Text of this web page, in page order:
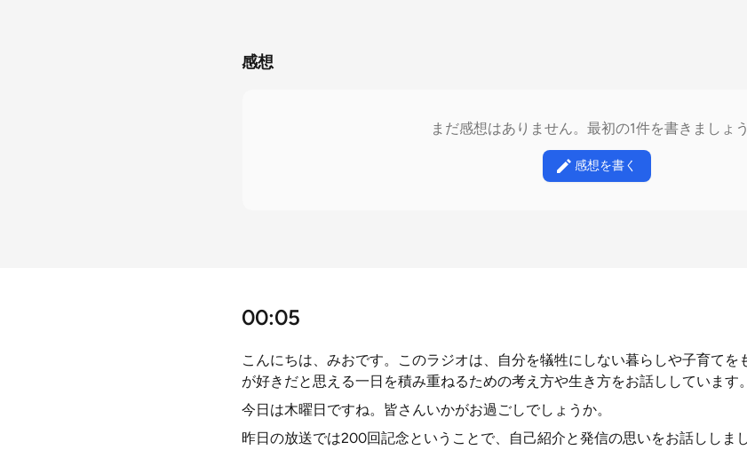
感想
まだ感想はありません。最初の1件を書きましょう
感想を書く
00:05
こんにちは、みおです。このラジオは、自分を犠牲にしない暮らしや子育て
が好きだと思える一日を積み重ねるための考え方や生き方をお話ししています。
今日は木曜日ですね。皆さんいかがお過ごしでしょうか。
昨日の放送では200回記念ということで、自己紹介と発信の思いをお話ししまし